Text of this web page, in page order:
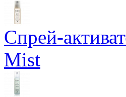
Спрей-
Mist